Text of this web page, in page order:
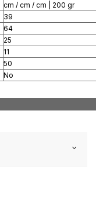
cm / cm / cm | 200 gr
39
64
25
11
50
No